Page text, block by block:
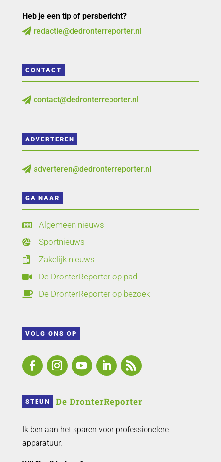
Heb je een tip of persbericht?
 redactie@dedronterreporter.nl
CONTACT
 contact@dedronterreporter.nl
ADVERTEREN
 adverteren@dedronterreporter.nl
GA NAAR
 Algemeen nieuws
 Sportnieuws
 Zakelijk nieuws
 De DronterReporter op pad
 De DronterReporter op bezoek
VOLG ONS OP
STEUN De DronterReporter
Ik ben aan het sparen voor professionelere
apparatuur.